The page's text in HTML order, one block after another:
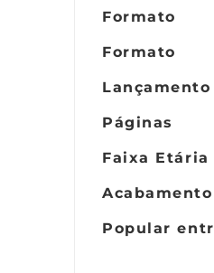
Formato
Formato
Lançamento
Páginas
Faixa Etária
Acabamento
Popular